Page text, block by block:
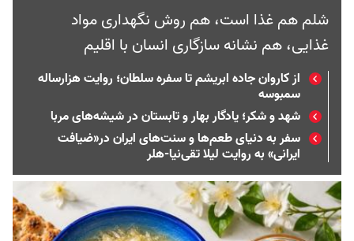
شلم هم غذا است، هم روش نگهداری مواد
غذایی، هم نشانه سازگاری انسان با اقلیم
از کاروان‌ جاده ابریشم تا سفره سلطان؛ روایت هزارساله
سمبوسه
شهد و شکر؛ یادگار بهار و تابستان در شیشه‌های مربا
سفر به دنیای طعم‌ها و سنت‌های ایران در«ضیافت
ایرانی» به روایت لیلا تقی‌نیا-هلر